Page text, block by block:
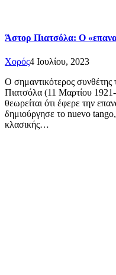
Άστορ Πιατσόλα: Ο
Χορός4 Ιουλίου, 2023
Ο σημαντικότερος συνθέτης
Πιατσόλα (11 Μαρτίου
θεωρείται ότι έφερε την
δημιούργησε το nuevo
κλασικής…